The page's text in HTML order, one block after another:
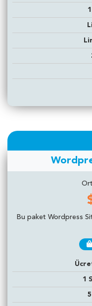
Bu paket Wordpress
1